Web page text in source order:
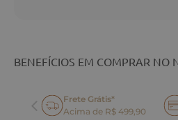
BENEFÍCIOS EM COMPRAR NO
Frete Grátis*
Acima de R$ 499,90